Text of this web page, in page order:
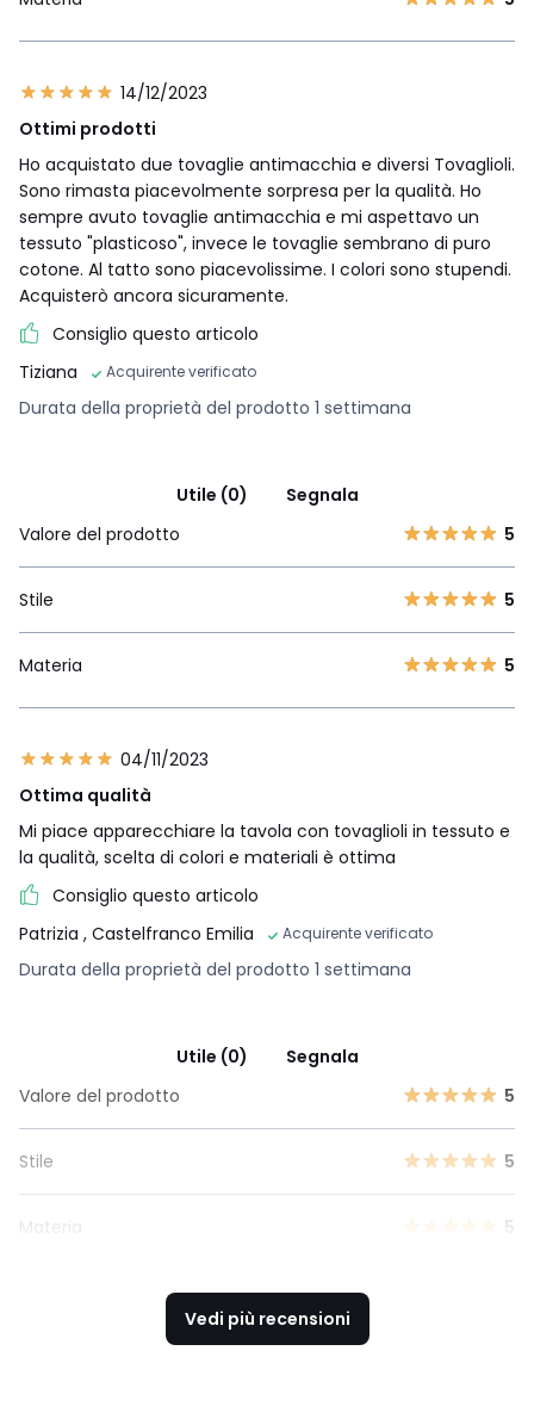
14/12/2023
Ottimi prodotti
Ho acquistato due tovaglie antimacchia e diversi Tovaglioli.
Sono rimasta piacevolmente sorpresa per la qualità. Ho
sempre avuto tovaglie antimacchia e mi aspettavo un
tessuto "plasticoso", invece le tovaglie sembrano di puro
cotone. Al tatto sono piacevolissime. I colori sono stupendi.
Acquisterò ancora sicuramente.
Consiglio questo articolo
Tiziana
Acquirente verificato
Durata della proprietà del prodotto 1 settimana
Utile (0)
Segnala
Valore del prodotto
5
Stile 5
Materia 5
04/11/2023
Ottima qualità
Mi piace apparecchiare la tavola con tovaglioli in tessuto e
la qualità, scelta di colori e materiali è ottima
Consiglio questo articolo
Patrizia , Castelfranco Emilia Acquirente verificato
Durata della proprietà del prodotto 1 settimana
Utile (0)
Segnala
Valore del prodotto
5
Stile 5
Materia 5
Vedi più recensioni